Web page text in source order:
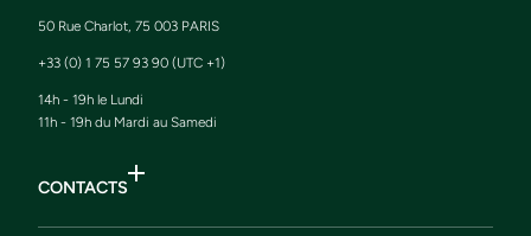
50 Rue Charlot, 75 003 PARIS
+33 (0) 1 75 57 93 90 (UTC +1)
14h - 19h le Lundi
11h - 19h du Mardi au Samedi
CONTACTS